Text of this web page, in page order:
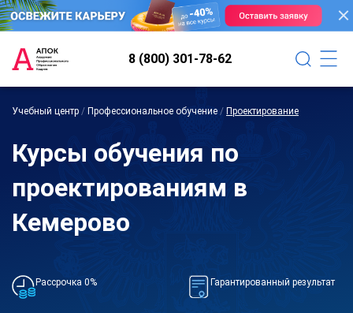
8 (800) 301-78-62
Учебный центр / Профессиональное обучение / Проектирование
Курсы обучения по
проектированиям в
Кемерово
Рассрочка 0% Гарантированный результат